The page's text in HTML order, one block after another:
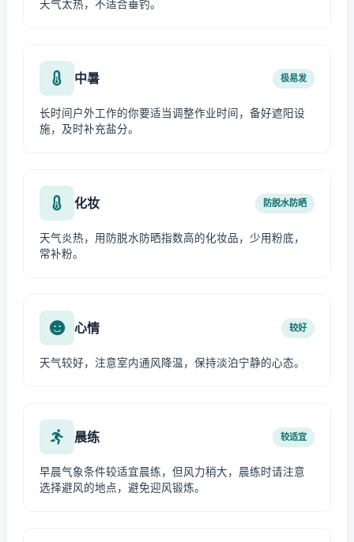
天气太热，不适合垂钓。
中暑 极易发
长时间户外工作的你要适当调整作业时间，备好遮阳设
施，及时补充盐分。
化妆 防脱水防晒
天气炎热，用防脱水防晒指数高的化妆品，少用粉底，
常补粉。
心情 较好
天气较好，注意室内通风降温，保持淡泊宁静的心态。
晨练 较适宜
早晨气象条件较适宜晨练，但风力稍大，晨练时请注意
选择避风的地点，避免迎风锻炼。